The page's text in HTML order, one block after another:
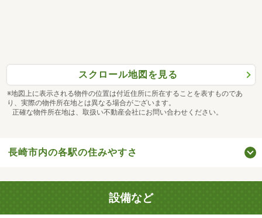
スクロール地図を見る
※地図上に表示される物件の位置は付近住所に所在することを表すものであ
り、実際の物件所在地とは異なる場合がございます。
正確な物件所在地は、取扱い不動産会社にお問い合わせください。
長崎市内の各駅の住みやすさ
設備など